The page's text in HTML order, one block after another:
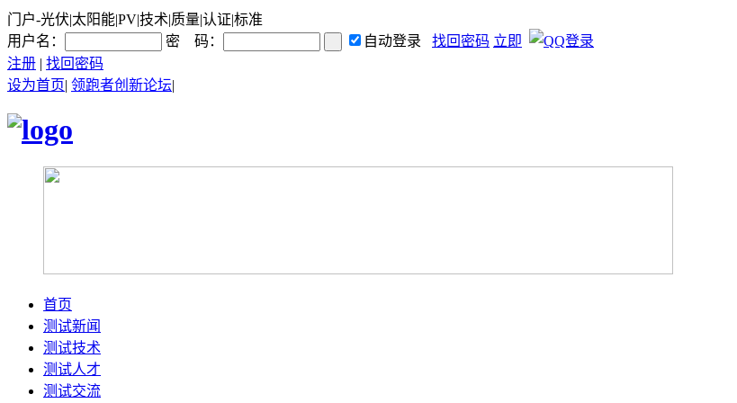
门户-光伏|太阳能|PV|技术|质量|认证|标准
用户名：
密 码： 自动登录 找回密码 立即
注册 | 找回密码
设为首页| 领跑者创新论坛|
首页
测试新闻
测试技术
测试人才
测试交流